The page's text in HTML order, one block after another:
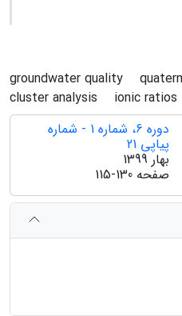
groundwater quality
cluster analysis
ionic ratios
دوره 6، شماره 1 - شماره
پیاپی 21
بهار 1399
صفحه 115-130